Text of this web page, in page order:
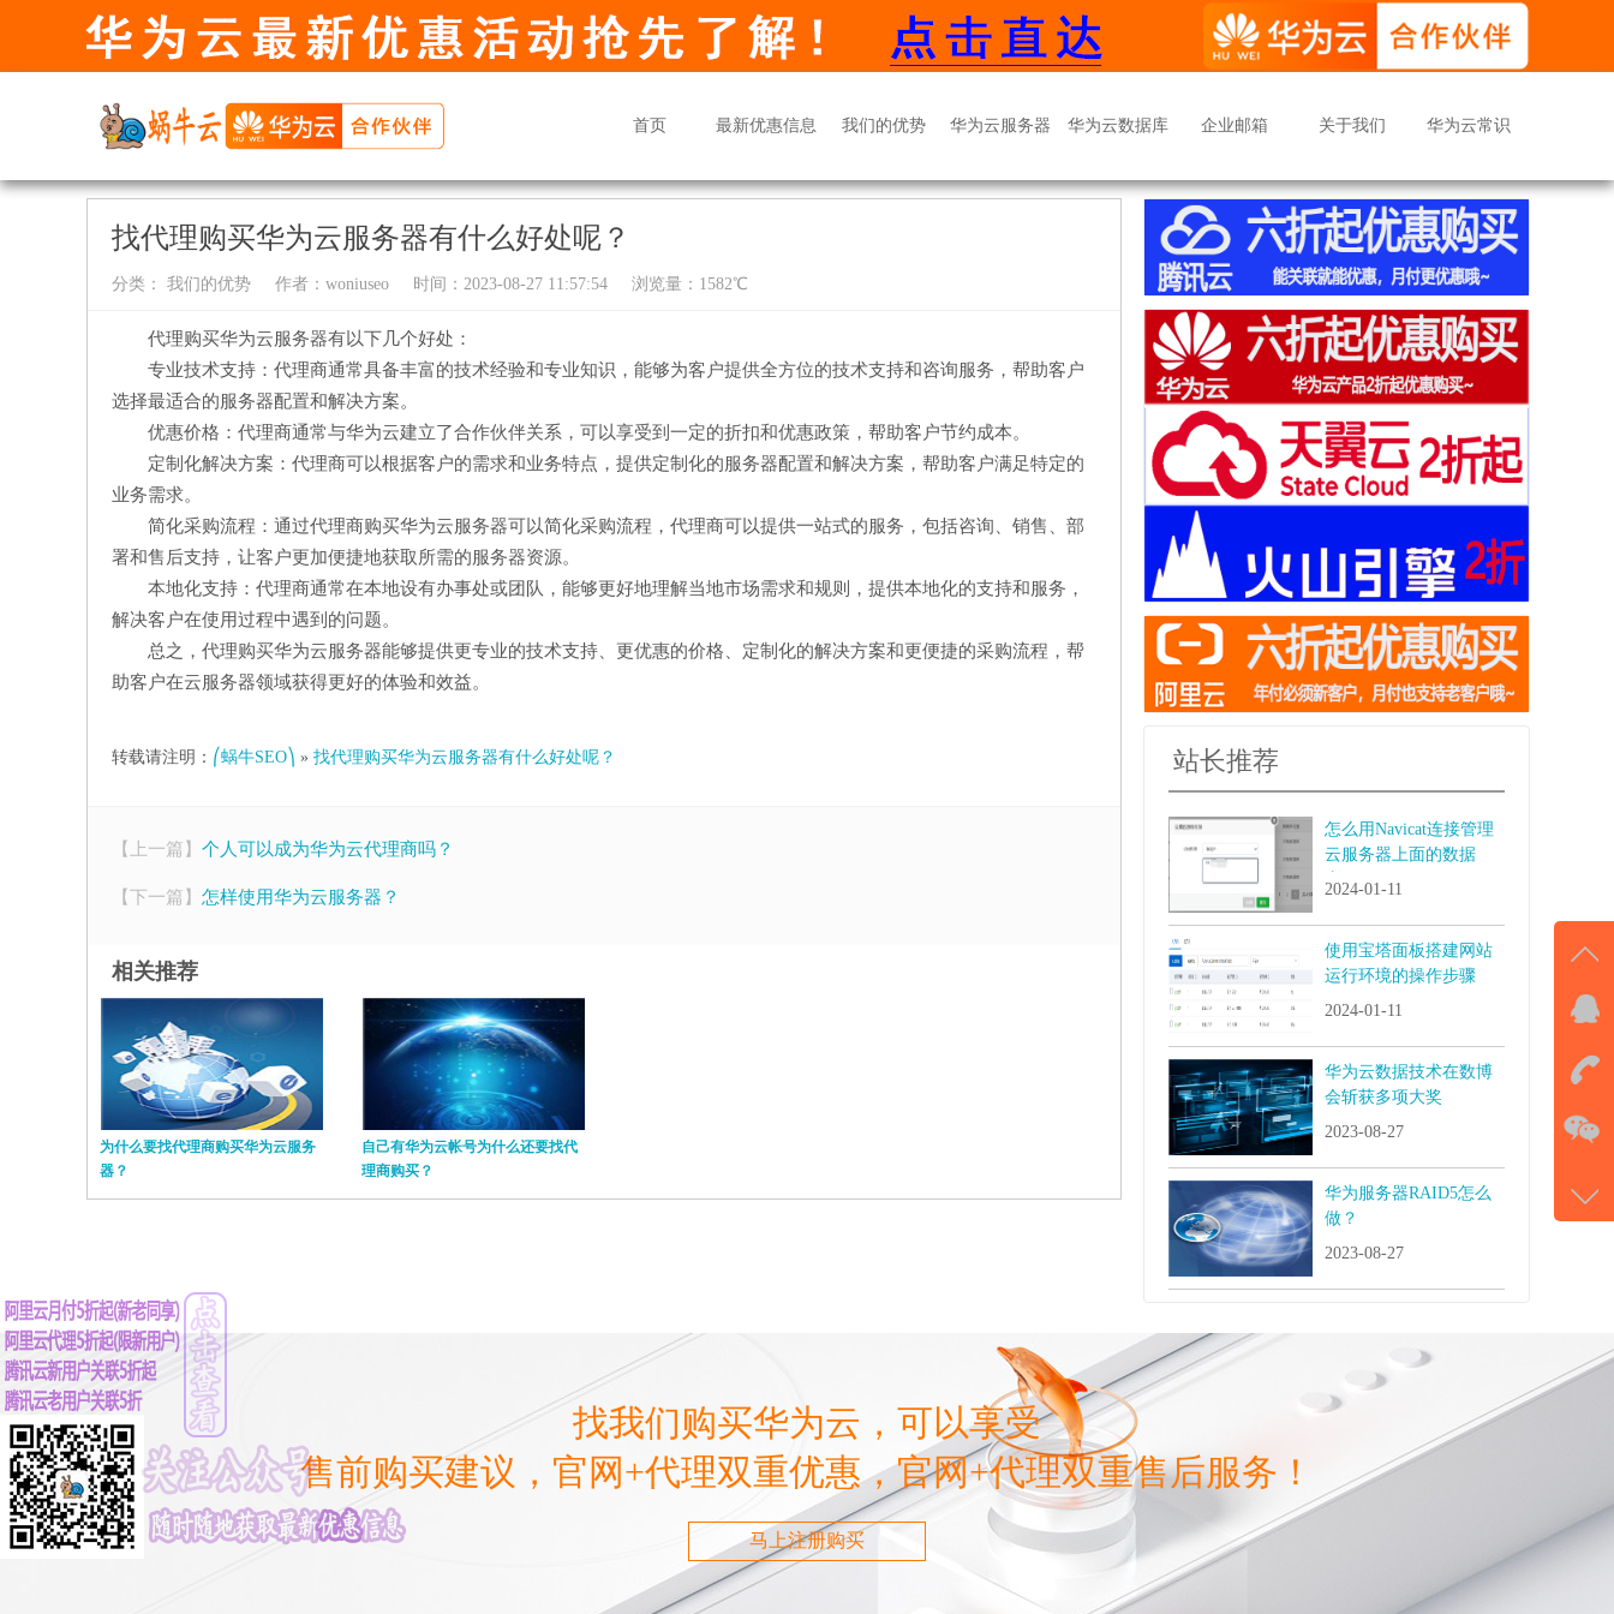
首页 最新优惠信息 我们的优势 华为云服务器 华为云数据库 企业邮箱 关于我们 华为云常识
找代理购买华为云服务器有什么好处呢？
分类： 我们的优势 作者： woniuseo 时间：2023-08-27 11:57:54 浏览量：1582℃
代理购买华为云服务器有以下几个好处：
专业技术支持：代理商通常具备丰富的技术经验和专业知识，能够为客户提供全方位的技术支持和咨询服务，帮助客户
选择最适合的服务器配置和解决方案。
优惠价格：代理商通常与华为云建立了合作伙伴关系，可以享受到一定的折扣和优惠政策，帮助客户节约成本。
定制化解决方案：代理商可以根据客户的需求和业务特点，提供定制化的服务器配置和解决方案，帮助客户满足特定的
业务需求。
简化采购流程：通过代理商购买华为云服务器可以简化采购流程，代理商可以提供一站式的服务，包括咨询、销售、部
署和售后支持，让客户更加便捷地获取所需的服务器资源。
本地化支持：代理商通常在本地设有办事处或团队，能够更好地理解当地市场需求和规则，提供本地化的支持和服务，
解决客户在使用过程中遇到的问题。
总之，代理购买华为云服务器能够提供更专业的技术支持、更优惠的价格、定制化的解决方案和更便捷的采购流程，帮
助客户在云服务器领域获得更好的体验和效益。
转载请注明： ⎛蜗牛SEO⎞ » 找代理购买华为云服务器有什么好处呢？
【上一篇】 个人可以成为华为云代理商吗？
【下一篇】 怎样使用华为云服务器？
相关推荐
为什么要找代理商购买华为云服务
器？
自己有华为云帐号为什么还要找代
理商购买？
站长推荐
怎么用Navicat连接管理
云服务器上面的数据
库？
2024-01-11
使用宝塔面板搭建网站
运行环境的操作步骤
2024-01-11
华为云数据技术在数博
会斩获多项大奖
2023-08-27
华为服务器RAID5怎么
做？
2023-08-27
找我们购买华为云，可以享受
售前购买建议，官网+代理双重优惠，官网+代理双重售后服务！
马上注册购买
在线
我